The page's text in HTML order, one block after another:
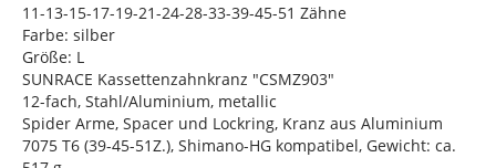
11-13-15-17-19-21-24-28-33-39-45-51 Zähne
Farbe: silber
Größe: L
SUNRACE Kassettenzahnkranz "CSMZ903"
12-fach, Stahl/Aluminium, metallic
Spider Arme, Spacer und Lockring, Kranz aus Aluminium
7075 T6 (39-45-51Z.), Shimano-HG kompatibel, Gewicht: ca.